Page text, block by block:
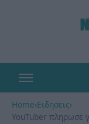
Home›Ειδησεις›
YouTuber πληρωσε